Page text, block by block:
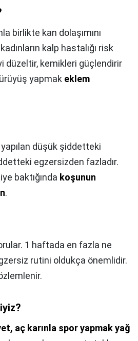
birlikte kan dolaşımını
kalp hastalığı risk
düzeltir, kemikleri güçlendirir
yapmak eklem
düşük şiddetteki
egzersizden fazladır.
baktığında koşunun
.
1 haftada en fazla ne
rutini oldukça önemlidir.
aç karınla spor yapmak yağ